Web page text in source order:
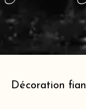
Décoration